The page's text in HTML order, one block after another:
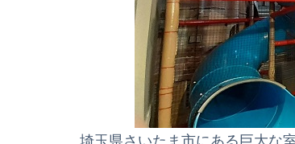
埼玉県さいたま市にある巨大な